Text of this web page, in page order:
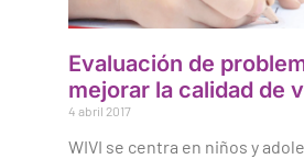
Evaluación de
mejorar la calidad de
4 abril 2017
WIVI se centra en niños y